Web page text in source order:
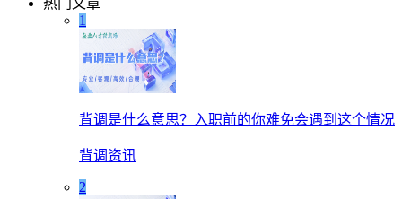
1
背调是什么意思？入职前的你难免会遇到这个情况
背调资讯
2